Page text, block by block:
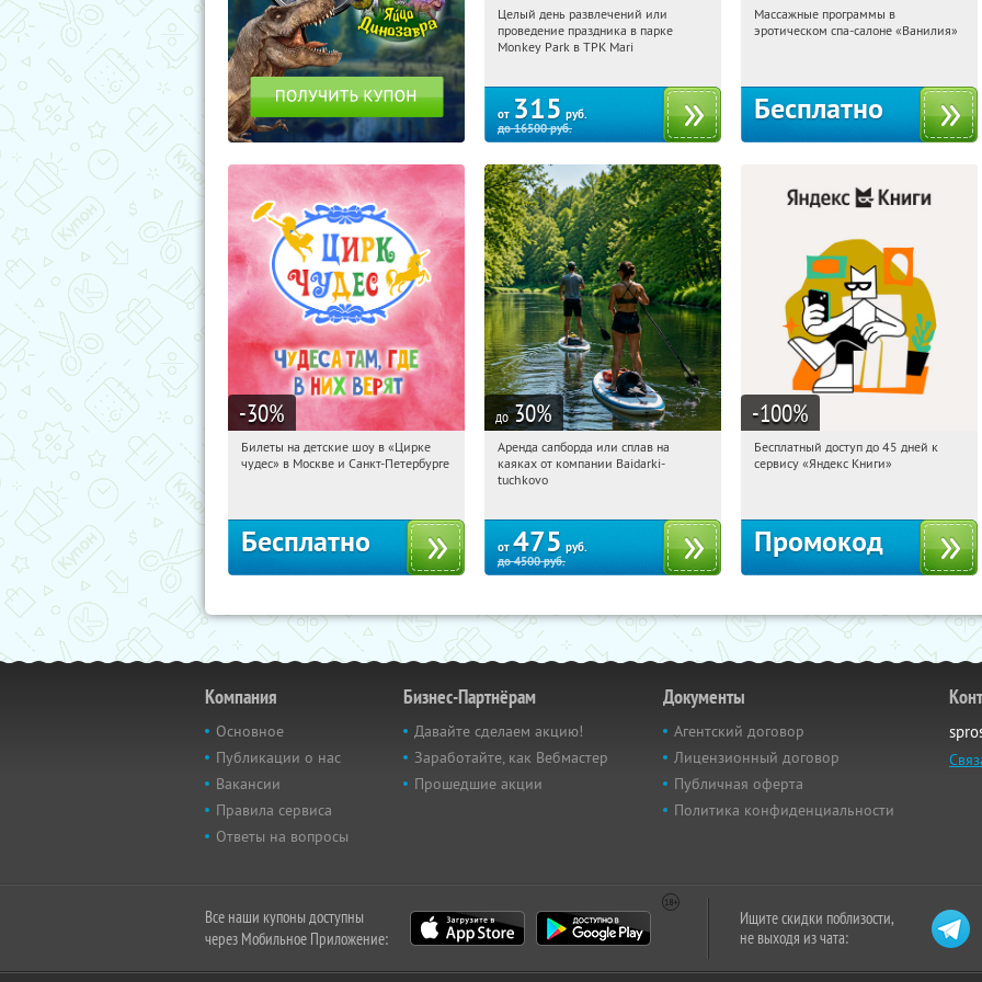
20:31:13 Купили:
Братиславская
Целый день развлечений или
проведение праздника в парке
Monkey Park в ТРК Mari
от 315 руб.
до16500руб.
20:31:13 Получили:
Массажные программы в
эротическом спа-салоне «Ванилия»
Бесплатно
-30%
20:31:13 Получили:3285
Билеты на детские шоу в «Цирке
чудес» в Москве и Санкт-Петербурге
Бесплатно
до 30%
20:31:13
Купи первым!
Московская обл., Рузский р-н, пос.
Аренда сапборда или сплав на
каяках от компании Baidarki-
tuchkovo
от 475 руб.
до4500руб.
-100%
20:31:13
Получи первым!
Бесплатный доступ до 45 дней к
сервису «Яндекс Книги»
Промокод
Компания
Основное
Публикации о нас
Вакансии
Правила сервиса
Ответы на вопросы
Бизнес-Партнёрам
Давайте сделаем акцию!
Заработайте, как Вебмастер
Прошедшие акции
Документы
Агентский договор
Лицензионный договор
Публичная оферта
Политика конфиденциальности
Все наши купоны доступны
через Мобильное Приложение:
Ищите скидки поблизости,
не выходя из чата: